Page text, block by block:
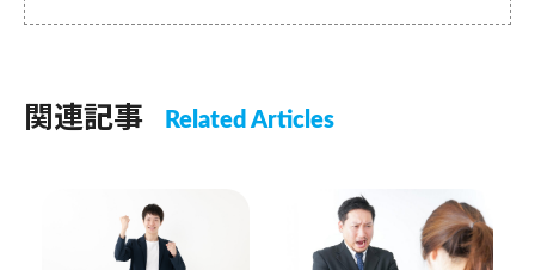
関連記事 Related Articles